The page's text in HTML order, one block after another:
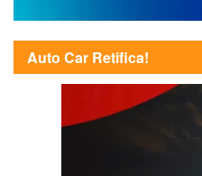
Auto Car Retifica!